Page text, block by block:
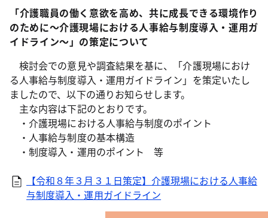
「介護職員の働く意欲を高め、共に成長できる環境作り
のために～介護現場における人事給与制度導入・運用ガ
イドライン～」の策定について
検討会での意見や調査結果を基に、「介護現場におけ
る人事給与制度導入・運用ガイドライン」を策定いたし
ましたので、以下の通りお知らせします。
主な内容は下記のとおりです。
・介護現場における人事給与制度のポイント
・人事給与制度の基本構造
・制度導入・運用のポイント 等
【令和８年３月３１日策定】介護現場における人事給
与制度導入・運用ガイドライン